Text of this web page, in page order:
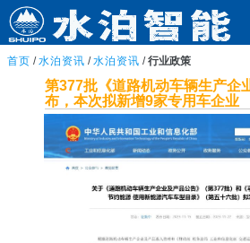
首页 / 水泊资讯 / 水泊资讯 / 行业政策
第377批《道路机动车辆生产企
布，本次拟新增9家专用车企业